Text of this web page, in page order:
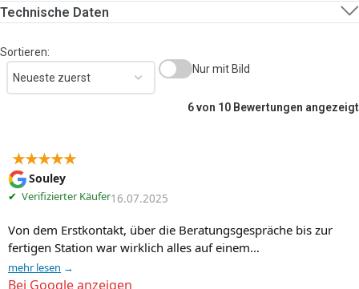
Technische Daten
Sortieren:
Nur mit Bild
6 von 10 Bewertungen angezeigt
★★★★★
Souley
✔ Verifizierter Käufer16.07.2025
Von dem Erstkontakt, über die Beratungsgespräche bis zur
fertigen Station war wirklich alles auf einem…
mehr lesen
Bei Google anzeigen